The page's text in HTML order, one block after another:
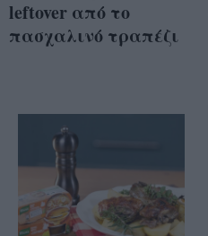
leftover από το
πασχαλινό τραπέζι